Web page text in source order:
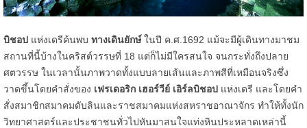
บิชอป แห่งเดรีค้นพบ ทางเดินยักษ์ ในปี ค.ศ.1692 แม้จะมีผู้เดินทางมาชม
สถานที่นี้บ้างในคริสต์วรรษที่ 18 แต่ก็ไม่มีใครสนใจ จนกระทั่งถึงปลาย
ศตวรรษ ในเวลานั้นภาพวาดทั้งแบบลายเส้นและภาพสีที่เหมือนจริงซึ่ง
วาดขึ้นโดยคำสั่งของ เฟรเดอริก เฮอร์วีย์ เอิร์ลบิชอป แห่งเดรี และโดยคำ
สั่งสมาชิกสมาคมดับลินและราชสมาคมแห่งสหราชอาณาจักร ทำให้ทั้งนัก
วิทยาศาสตร์และประชาชนทั่วไปหันมาสนใจแท่งหินประหลาดเหล่านี้